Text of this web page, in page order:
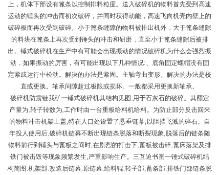
上，机体下部设有篦条以控制排料粒度。送入破碎机的物料首先受到高速
运动的锤头的冲击而初次破碎，并同时获得动能，高速飞向机壳内壁上的
破碎板而再次受到破碎。小于篦条缝隙的物料被排出机外，大于篦条缝隙
的料块在篦条上再次受到锤头的冲击和研磨，直至小于篦条缝隙后被排
出。锤式破碎机在生产中有可能会出现振动的情况破碎机为什么会强烈振
动，如果振动的厉害，有可能出现以下几种情况:、底角固定螺帽没有固
定紧或运行中松动。解决的办法是紧固。主轴弯曲变形。解决的办法是校
直或更换。轴承间隙超过极限或损坏。一般都采用更换新轴承。
破碎机防震链我矿一锤式破碎机其结构见图,用于石灰石的破碎。其额定
产量为,转子转数为,工作时由一台重板给料机给料。为防止部分反击回来
的物料冲击机架上盖,特在人口处设置了悬垂链幕,以阻挡飞溅的碎石。自
年投人使用后,破碎机链幕不断出现链条脱落和断裂现象,脱落后的链条随
物料前行到锤头与蓖板之间时,在剧烈的打击下,蓖板被击碎,蓖床落架及排
铁门被击毁等现象频繁发生,严重影响生产。三互迫书图一锤式破碎机结
构简图.机架部.改造后链幕.原链幕.给料辊.转子部,蓖条部.排铁门部链条脱